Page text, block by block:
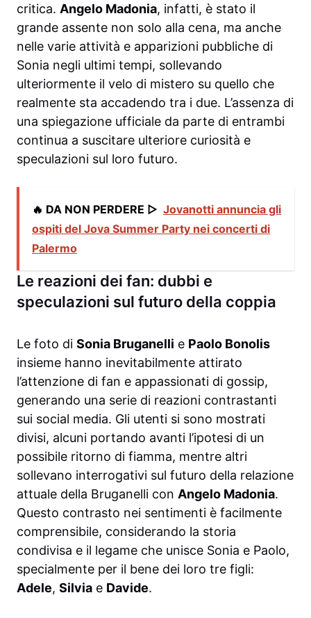
critica. Angelo Madonia, infatti, è stato il
grande assente non solo alla cena, ma anche
nelle varie attività e apparizioni pubbliche di
Sonia negli ultimi tempi, sollevando
ulteriormente il velo di mistero su quello che
realmente sta accadendo tra i due. L’assenza di
una spiegazione ufficiale da parte di entrambi
continua a suscitare ulteriore curiosità e
speculazioni sul loro futuro.
🔥 DA NON PERDERE ▷ Jovanotti annuncia gli
ospiti del Jova Summer Party nei concerti di
Palermo
Le reazioni dei fan: dubbi e
speculazioni sul futuro della coppia
Le foto di Sonia Bruganelli e Paolo Bonolis
insieme hanno inevitabilmente attirato
l’attenzione di fan e appassionati di gossip,
generando una serie di reazioni contrastanti
sui social media. Gli utenti si sono mostrati
divisi, alcuni portando avanti l’ipotesi di un
possibile ritorno di fiamma, mentre altri
sollevano interrogativi sul futuro della relazione
attuale della Bruganelli con Angelo Madonia.
Questo contrasto nei sentimenti è facilmente
comprensibile, considerando la storia
condivisa e il legame che unisce Sonia e Paolo,
specialmente per il bene dei loro tre figli:
Adele, Silvia e Davide.